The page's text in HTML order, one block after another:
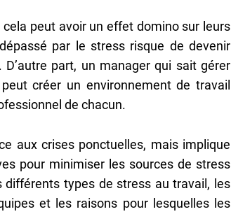
peut avoir un effet domino sur leurs
par le stress risque de devenir
part, un manager qui sait gérer
créer un environnement de travail
de chacun.
aux crises ponctuelles, mais implique
pour minimiser les sources de stress
types de stress au travail, les
et les raisons pour lesquelles les